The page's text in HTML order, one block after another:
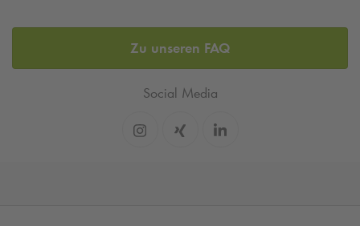
Zu unseren FAQ
Social Media